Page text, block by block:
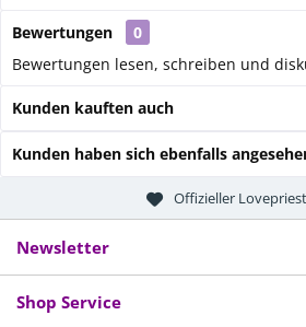
Bewertungen
0
Bewertungen lesen, schreiben und
Kunden kauften auch
Kunden haben sich ebenfalls
Offizieller
Newsletter
Shop Service